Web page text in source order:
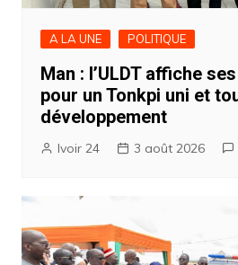
A LA UNE POLITIQUE
Man : l’ULDT affiche
pour un Tonkpi uni et
développement
Ivoir 24 3 août 2026